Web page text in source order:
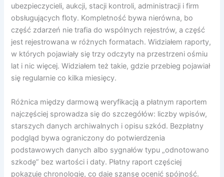
ubezpieczycieli, aukcji, stacji kontroli, administracji i firm
obsługujących floty. Kompletność bywa nierówna, bo
część zdarzeń nie trafia do wspólnych rejestrów, a część
jest rejestrowana w różnych formatach. Widziałem raporty,
w których pojawiały się trzy odczyty na przestrzeni ośmiu
lat i nic więcej. Widziałem też takie, gdzie przebieg pojawiał
się regularnie co kilka miesięcy.
Różnica między darmową weryfikacją a płatnym raportem
najczęściej sprowadza się do szczegółów: liczby wpisów,
starszych danych archiwalnych i opisu szkód. Bezpłatny
podgląd bywa ograniczony do potwierdzenia
podstawowych danych albo sygnałów typu „odnotowano
szkodę” bez wartości i daty. Płatny raport częściej
pokazuje chronologię, co daje szansę ocenić spójność.